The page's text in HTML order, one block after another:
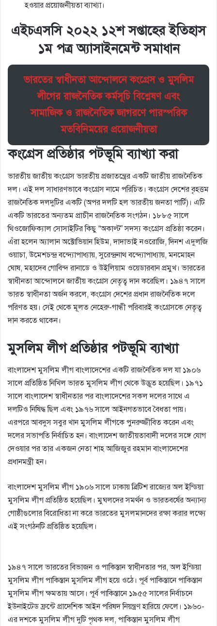
হওয়ার প্রয়ােজনীয়তা ব্যাখ্যা।
এইচএসসি ২০২২ ১২শ সপ্তাহের ইতিহাস
১ম পত্র অ্যাসাইনমেন্ট সমাধান
ভারতের স্বাধীনতা আন্দোলনে কংগ্রেস ও মুসলিম
লীগের রাজনৈতিক কর্মসূচি বিশ্লেষণ এবং
সামাজিক ও রাজনৈতিক জাগরণে পারস্পরিক
মতবিনিময়ের প্রয়ােজনীয়তা
কংগ্রেস প্রতিষ্ঠার পটভূমি ব্যাখ্যা করা
ভারতীয় জাতীয় কংগ্রেস ভারতীয় প্রজাতন্ত্রের একটি জাতীয় রাজনৈতিক
দল। এই দল সাধারণভাবে কংগ্রেস নামে পরিচিত। কংগ্রেস দেশের বৃহত্তম
রাজনৈতিক দলদুটির একটি (অপর দলটি হল ভারতীয় জনতা পার্টি)। এটি
একটি ভারতের অন্যতম প্রাচীন রাজনৈতিক সংগঠন। ১৮৮৫ সালে
থিওজোফিক্যাল সােসাইটির কিছু “অকাল্ট” সদস্য কংগ্রেস প্রতিষ্ঠা করেন।
এঁরা হলেন অ্যালান অক্টোভিয়ান হিউম, দাদাভাই নওরােজি, দিনশ এদুলজি
ওয়াচা, উমেশচন্দ্র বন্দ্যোপাধ্যায়, সুরেন্দ্রনাথ বন্দ্যোপাধ্যায়, মনমােহন
ঘােষ, মহাদেব গােবিন্দ রানাডে ও উইলিয়াম ওয়েডারবান প্রমুখ। ভারতের
স্বাধীনতা আন্দোলনে জাতীয় কংগ্রেস নেতৃত্ব দান করেছিল। ১৯৪৭ সালে
ভারত স্বাধীনতা অর্জন করলে, কংগ্রেস দেশের প্রধান রাজনৈতিক দলে
পরিণত হয়। সেই থেকে মূলত নেহেরু-গান্ধী পরিবারই কংগ্রেসকে নেতৃত্ব
দান করতে থাকেন।
মুসলিম লীগ প্রতিষ্ঠার পটভূমি ব্যাখ্যা
বাংলাদেশ মুসলিম লীগ বাংলাদেশের একটি রাজনৈতিক দল যা ১৯০৬
সালে প্রতিষ্ঠিত নিখিল ভারত মুসলিম লীগ থেকে উদ্ভূত হয়েছিল। ১৯৭১
সালে বাংলাদেশ স্বাধীনতার পর বাংলাদেশের সকল দলের সাথে এ
দলটিও নিষিদ্ধ ছিল এবং ১৯৭৬ সালে আইনগতভাবে বৈধতা পায়।
এরপরে আবদুস সবুর খান মুসলিম লীগকে পুনরুজ্জীবিত করেন এবং
দলের সভাপতি নির্বাচিত হন। বাংলাদেশ জাতীয়তাবাদী দলের সঙ্গে যােগ
দেওয়ার পর তার একজন নেতা শাহ আজিজুর রহমান বাংলাদেশের
প্রধানমন্ত্রী হন।
বাংলাদেশ মুসলিম লীগ ১৯০৬ সালে ঢাকায় ব্রিটিশ রাজ্যের অল ইন্ডিয়া
মুসলিম লীগ প্রতিষ্ঠিত হয়েছিল। মুঘলদের সমর্থন ও ভারতবর্ষের অন্যান্য
গােষ্ঠীগুলাের বিরােধিতা না করে ভারতের মুসলমানদের রক্ষা করার লক্ষ্যে
এই সংগঠনটি প্রতিষ্ঠিত হয়েছিল।
১৯৪৭ সালে ভারতের বিভাজন ও পাকিস্তান স্বাধীনতার পর, অল ইন্ডিয়া
মুসলিম লীগ পাকিস্তান মুসলিম লীগ হয়ে ওঠে। পূর্ব পাকিস্তানে পাকিস্তান
মুসলিম লীগ ক্ষমতায় আসে। পূর্ব পাকিস্তানে ১৯৫৫ সালের নির্বাচনে
ইউনাইটেড ফ্রন্টে প্রাদেশিক আইন পরিষদ নিয়ন্ত্রণ হারিয়ে ফেলে। ১৯৬০-
এর দশকে মুসলিম লীগ দুটি পৃথক দল, পাকিস্তান মুসলিম লীগ